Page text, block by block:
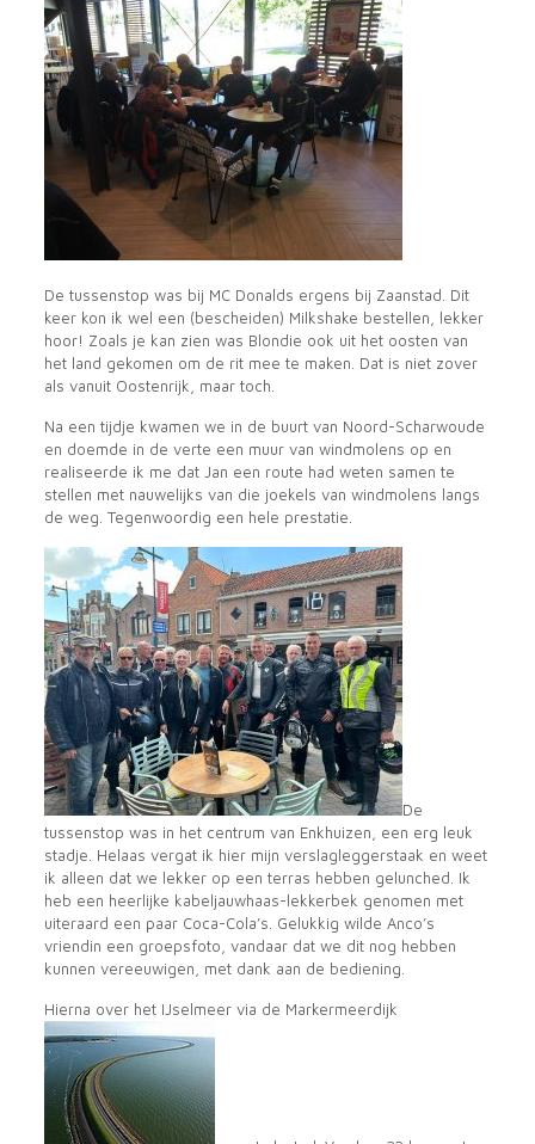
De tussenstop was bij MC Donalds ergens bij Zaanstad. Dit
keer kon ik wel een (bescheiden) Milkshake bestellen, lekker
hoor! Zoals je kan zien was Blondie ook uit het oosten van
het land gekomen om de rit mee te maken. Dat is niet zover
als vanuit Oostenrijk, maar toch.
Na een tijdje kwamen we in de buurt van Noord-Scharwoude
en doemde in de verte een muur van windmolens op en
realiseerde ik me dat Jan een route had weten samen te
stellen met nauwelijks van die joekels van windmolens langs
de weg. Tegenwoordig een hele prestatie.
De
tussenstop was in het centrum van Enkhuizen, een erg leuk
stadje. Helaas vergat ik hier mijn verslagleggerstaak en weet
ik alleen dat we lekker op een terras hebben gelunched. Ik
heb een heerlijke kabeljauwhaas-lekkerbek genomen met
uiteraard een paar Coca-Cola’s. Gelukkig wilde Anco’s
vriendin een groepsfoto, vandaar dat we dit nog hebben
kunnen vereeuwigen, met dank aan de bediening.
Hierna over het IJselmeer via de Markermeerdijk